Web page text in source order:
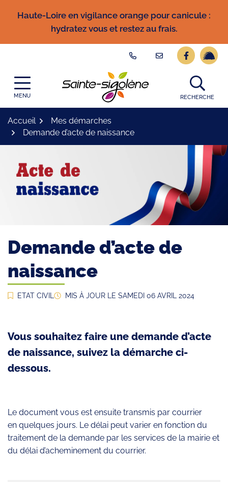
Haute-Loire en vigilance orange pour canicule :
hydratez vous et restez au frais.
Lien vers
Lien
MENU
Logo Site
RECHERCHE
Accueil
Mes démarches
Demande d’acte de naissance
Demande d’acte de
naissance
ETAT CIVIL MIS À JOUR LE SAMEDI 06 AVRIL 2024
Vous souhaitez faire une demande d’acte
de naissance, suivez la démarche ci-
dessous.
Le document vous est ensuite transmis par courrier
en quelques jours. Le délai peut varier en fonction du
traitement de la demande par les services de la mairie et
du délai d’acheminement du courrier.